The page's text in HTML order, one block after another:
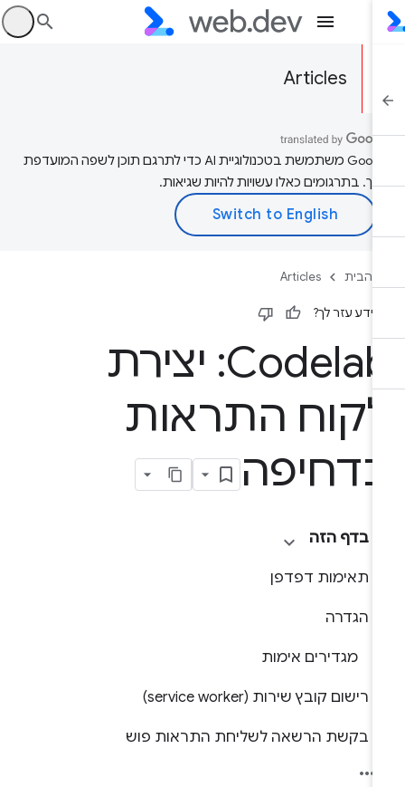
Articles
‫Google משתמשת בטכנולוגיית AI כדי לתרגם תוכן לשפה המועדפת
בתרגומים כאלו עשויות להיות שגיאות.
הבית Articles
עזר לך?
Codelab: יצירת
התראות
בדף הזה
תאימות דפדפן
הגדרה
מגדירים אימות
רישום קובץ שירות (service worker)
בקשת הרשאה לשליחת התראות פוש